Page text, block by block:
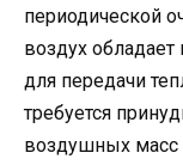
периодической
воздух
для передачи
требуется
воздушных масс